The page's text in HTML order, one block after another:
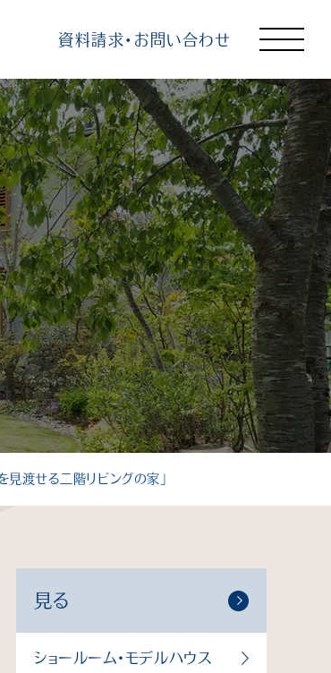
資料請求・お問い合わせ
る理由
報
ご質問
保護方針サイトマップ
見渡せる二階リビングの家」
見る
ショールーム・モデルハウス